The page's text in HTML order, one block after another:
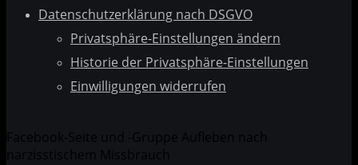
Datenschutzerklärung nach DSGVO
Privatsphäre-Einstellungen ändern
Historie der Privatsphäre-Einstellungen
Einwilligungen widerrufen
Facebook-Seite und -Gruppe Aufleben nach
narzisstischem Missbrauch